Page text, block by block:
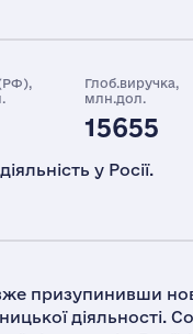
Глоб.виручка,
млн.дол.
15655
у Росії.
призупинивши
діяльності.